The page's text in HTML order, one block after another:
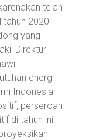
telah
tahun 2020
yang
Direktur
energi
Indonesia
perseroan
di tahun ini.